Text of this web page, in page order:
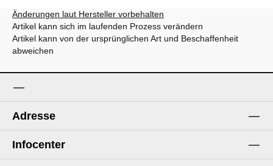
Änderungen laut Hersteller vorbehalten
Artikel kann sich im laufenden Prozess verändern
Artikel kann von der ursprünglichen Art und Beschaffenheit
abweichen
Adresse
Infocenter